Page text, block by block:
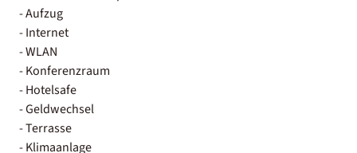
- Aufzug
- Internet
- WLAN
- Konferenzraum
- Hotelsafe
- Geldwechsel
- Terrasse
- Klimaanlage